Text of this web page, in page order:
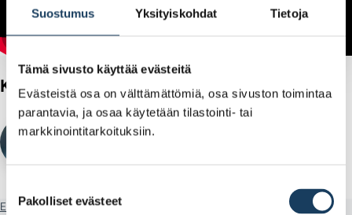
Suostumus Yksityiskohdat Tietoja
Tämä sivusto käyttää evästeitä
Evästeistä osa on välttämättömiä, osa sivuston toimintaa
parantavia, ja osaa käytetään tilastointi- tai
markkinointitarkoituksiin.
valinta
Pakolliset evästeet
Kirjoittajat
Sarianna Toivonen
VIESTINTÄPÄÄLLIKKÖ
Etusivu Artikkeli Aktia, Gofore ja Tokmanni esiteltiin Tampereen Pörssi-illassa